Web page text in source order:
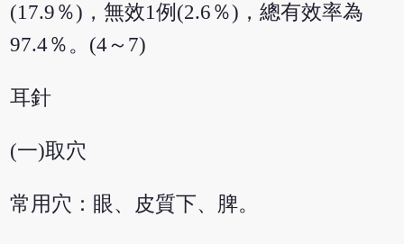
(17.9％)，無效1例(2.6％)，總有效率為
97.4％。(4～7)
耳針
(一)取穴
常用穴：眼、皮質下、脾。